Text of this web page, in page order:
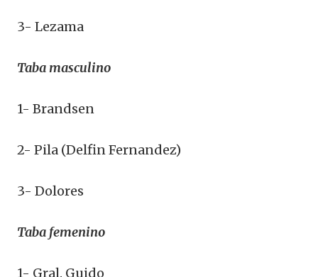
3- Lezama
Taba masculino
1- Brandsen
2- Pila (Delfin Fernandez)
3- Dolores
Taba femenino
1- Gral. Guido